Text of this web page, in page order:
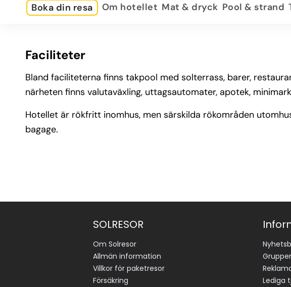
Boka din resa Om hotellet Mat & dryck Pool & strand
Faciliteter
Bland faciliteterna finns takpool med solterrass, barer,
närheten finns valutaväxling, uttagsautomater, apotek,
Hotellet är rökfritt inomhus, men särskilda rökområden
bagage.
SOLRESOR
Om Solresor
Allmän information
Villkor för paketresor
Försäkring
Grupper
Lediga